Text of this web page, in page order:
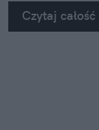
Czytaj całość